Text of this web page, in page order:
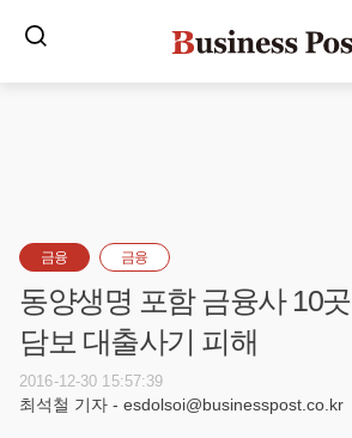
금융 금융
동양생명 포함 금융사 10
담보 대출사기 피해
2016-12-30 15:57:39
최석철 기자 - esdolsoi@businesspost.co.kr